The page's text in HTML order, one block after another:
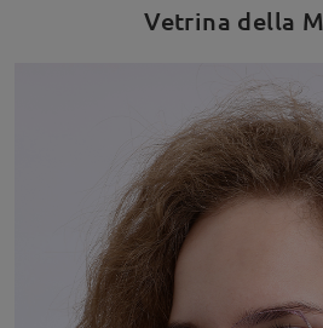
Vetrina della